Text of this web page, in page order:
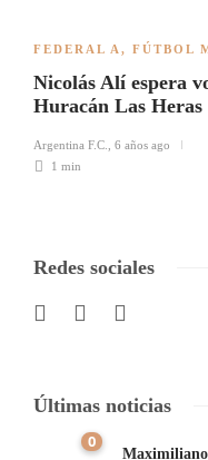
FEDERAL A , FÚTBOL
Nicolás Alí espera
Huracán Las Heras
Argentina F.C.
6 años ago
1 min
Redes sociales
Últimas noticias
0
Maximiliano